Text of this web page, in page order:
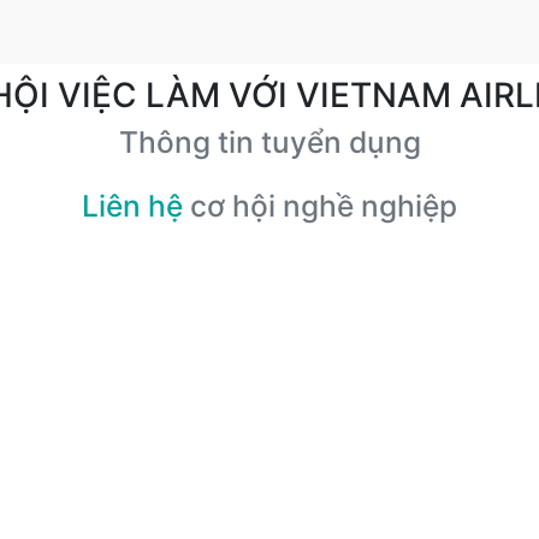
VIỆC LÀM VỚI VIETNAM
Thông tin tuyển dụng
Liên hệ cơ hội nghề nghiệp